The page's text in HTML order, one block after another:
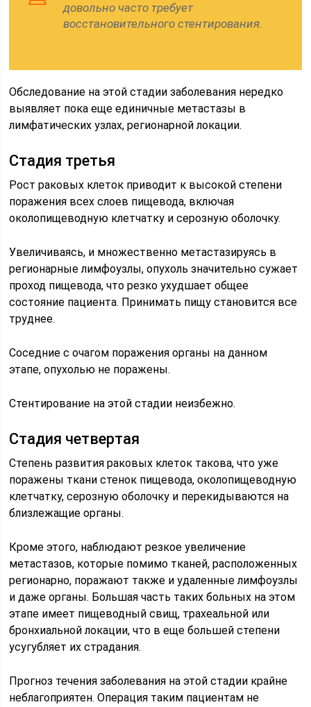
довольно часто требует
восстановительного стентирования.
Обследование на этой стадии заболевания нередко
выявляет пока еще единичные метастазы в
лимфатических узлах, регионарной локации.
Стадия третья
Рост раковых клеток приводит к высокой степени
поражения всех слоев пищевода, включая
околопищеводную клетчатку и серозную оболочку.
Увеличиваясь, и множественно метастазируясь в
регионарные лимфоузлы, опухоль значительно сужает
проход пищевода, что резко ухудшает общее
состояние пациента. Принимать пищу становится все
труднее.
Соседние с очагом поражения органы на данном
этапе, опухолью не поражены.
Стентирование на этой стадии неизбежно.
Стадия четвертая
Степень развития раковых клеток такова, что уже
поражены ткани стенок пищевода, околопищеводную
клетчатку, серозную оболочку и перекидываются на
близлежащие органы.
Кроме этого, наблюдают резкое увеличение
метастазов, которые помимо тканей, расположенных
регионарно, поражают также и удаленные лимфоузлы
и даже органы. Большая часть таких больных на этом
этапе имеет пищеводный свищ, трахеальной или
бронхиальной локации, что в еще большей степени
усугубляет их страдания.
Прогноз течения заболевания на этой стадии крайне
неблагоприятен. Операция таким пациентам не